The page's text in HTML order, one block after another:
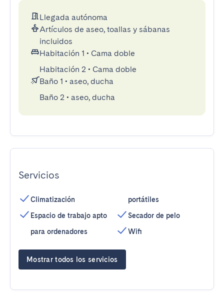
Llegada autónoma
Artículos de aseo, toallas y sábanas
incluidos
Habitación 1 • Cama doble
Habitación 2 • Cama doble
Baño 1 • aseo, ducha
Baño 2 • aseo, ducha
Servicios
Climatización
Espacio de trabajo apto
para ordenadores
portátiles
Secador de pelo
Wifi
Mostrar todos los servicios